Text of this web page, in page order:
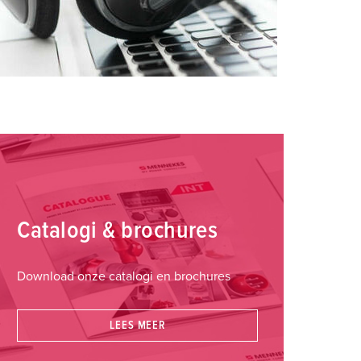
Catalogi & brochures
Download onze catalogi en brochures
LEES MEER